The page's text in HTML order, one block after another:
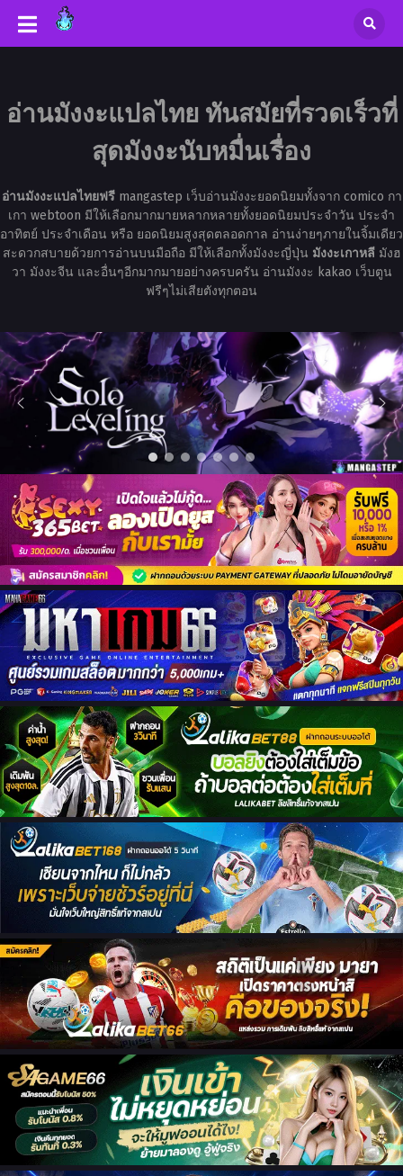
อ่านมังงะแปลไทย ทันสมัยที่รวดเร็วที่
สุดมังงะนับหมื่นเรื่อง
อ่านมังงะแปลไทยฟรีmangastep เว็บอ่านมังงะยอดนิยมทั้งจาก comico กา
เกา webtoon มีให้เลือกมากมายหลากหลายทั้งยอดนิยมประจำวัน ประจำ
อาทิตย์ ประจำเดือน หรือ ยอดนิยมสูงสุดตลอดกาล อ่านง่ายๆภายในจิ้มเดียว
สะดวกสบายด้วยการอ่านบนมือถือ มีให้เลือกทั้งมังงะญี่ปุ่น มังงะเกาหลีมังฮ
วา มังงะจีน และอื่นๆอีกมากมายอย่างครบครัน อ่านมังงะ kakao เว็บตูน
ฟรีๆไม่เสียตังทุกตอน